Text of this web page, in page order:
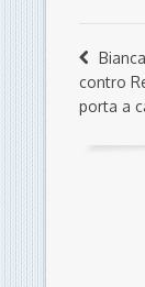
contro
porta a